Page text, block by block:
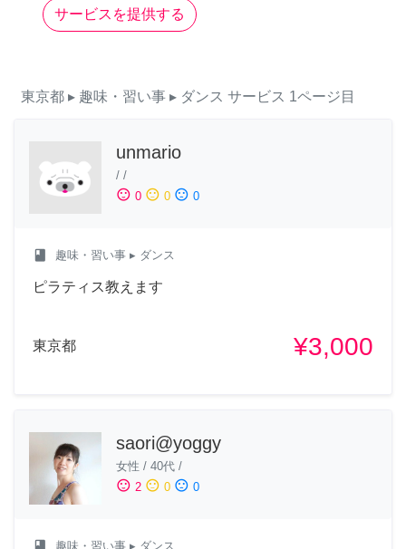
サービスを提供する
東京都 ▸ 趣味・習い事 ▸ ダンス サービス 1ページ目
unmario
/ /
sentiment_satisfied 0 sentiment_neutral 0 sentiment_dissatisfied 0
class 趣味・習い事 ▸ ダンス
ピラティス教えます
東京都 ¥3,000
saori@yoggy
女性 / 40代 /
sentiment_satisfied 2 sentiment_neutral 0 sentiment_dissatisfied 0
class 趣味・習い事 ▸ ダンス